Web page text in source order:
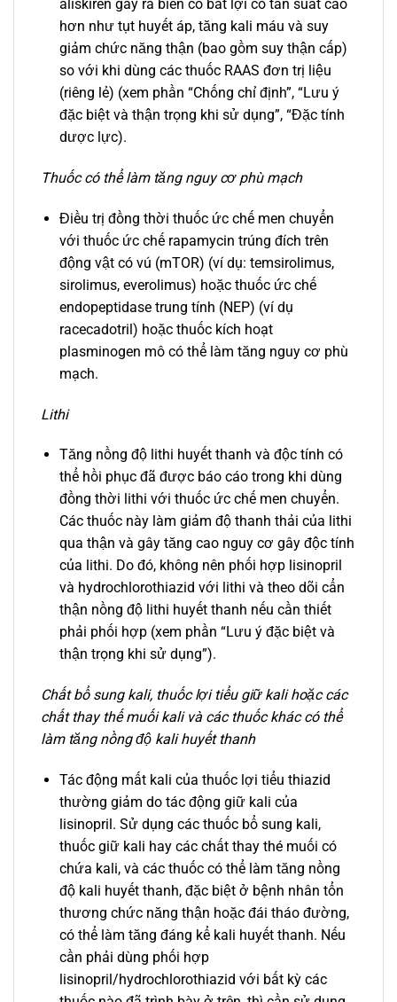
aliskiren gây ra biến cố bất lợi có tần suất cao
hơn như tụt huyết áp, tăng kali máu và suy
giảm chức năng thận (bao gồm suy thận cấp)
so với khi dùng các thuốc RAAS đơn trị liệu
(riêng lẻ) (xem phần “Chống chỉ định”, “Lưu ý
đặc biệt và thận trọng khi sử dụng”, “Đặc tính
dược lực).
Thuốc có thể làm tăng nguy cơ phù mạch
Điều trị đồng thời thuốc ức chế men chuyển
với thuốc ức chế rapamycin trúng đích trên
động vật có vú (mTOR) (ví dụ: temsirolimus,
sirolimus, everolimus) hoặc thuốc ức chế
endopeptidase trung tính (NEP) (ví dụ
racecadotril) hoặc thuốc kích hoạt
plasminogen mô có thể làm tăng nguy cơ phù
mạch.
Lithi
Tăng nồng độ lithi huyết thanh và độc tính có
thể hồi phục đã được báo cáo trong khi dùng
đồng thời lithi với thuốc ức chế men chuyển.
Các thuốc này làm giảm độ thanh thải của lithi
qua thận và gây tăng cao nguy cơ gây độc tính
của lithi. Do đó, không nên phối hợp lisinopril
và hydrochlorothiazid với lithi và theo dõi cẩn
thận nồng độ lithi huyết thanh nếu cần thiết
phải phối hợp (xem phần “Lưu ý đặc biệt và
thận trọng khi sử dụng”).
Chất bổ sung kali, thuốc lợi tiểu giữ kali hoặc các
chất thay thế muối kali và các thuốc khác có thể
làm tăng nồng độ kali huyết thanh
Tác động mất kali của thuốc lợi tiểu thiazid
thường giảm do tác động giữ kali của
lisinopril. Sử dụng các thuốc bổ sung kali,
thuốc giữ kali hay các chất thay thé muối có
chứa kali, và các thuốc có thể làm tăng nồng
độ kali huyết thanh, đặc biệt ở bệnh nhân tổn
thương chức năng thận hoặc đái tháo đường,
có thể làm tăng đáng kể kali huyết thanh. Nếu
cần phải dùng phối hợp
lisinopril/hydrochlorothiazid với bất kỳ các